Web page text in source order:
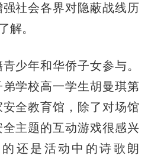
社会各界对隐蔽战线历
解。
年和华侨子女参与。
学校高一学生胡曼琪第
全教育馆，除了对场馆
主题的互动游戏很感兴
还是活动中的诗歌朗